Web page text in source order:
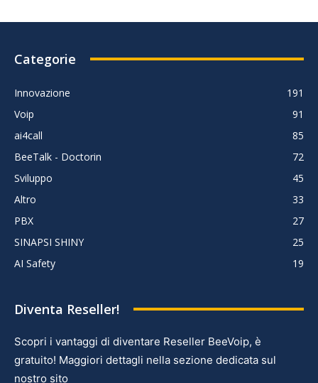
Categorie
Innovazione
191
Voip
91
ai4call
85
BeeTalk - Doctorin
72
Sviluppo
45
Altro
33
PBX
27
SINAPSI SHINY
25
AI Safety
19
Diventa Reseller!
Scopri i vantaggi di diventare Reseller BeeVoip, è
gratuito! Maggiori dettagli nella sezione dedicata sul
nostro sito